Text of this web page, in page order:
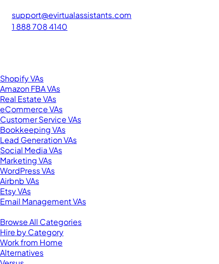
support@evirtualassistants.com
1 888 708 4140
Shopify VAs
Amazon FBA VAs
Real Estate VAs
eCommerce VAs
Customer Service VAs
Bookkeeping VAs
Lead Generation VAs
Social Media VAs
Marketing VAs
WordPress VAs
Airbnb VAs
Etsy VAs
Email Management VAs
Browse All Categories
Hire by Category
Work from Home
Alternatives